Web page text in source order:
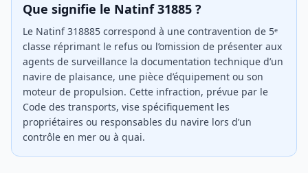
Que signifie le Natinf 31885 ?
Le Natinf 318885 correspond à une contravention de 5ᵉ
classe réprimant le refus ou l’omission de présenter aux
agents de surveillance la documentation technique d’un
navire de plaisance, une pièce d’équipement ou son
moteur de propulsion. Cette infraction, prévue par le
Code des transports, vise spécifiquement les
propriétaires ou responsables du navire lors d’un
contrôle en mer ou à quai.